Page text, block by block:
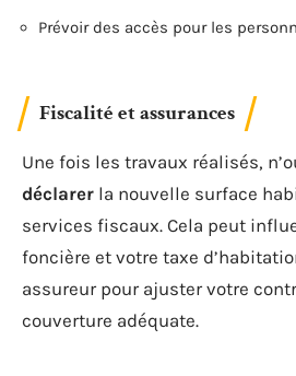
Prévoir des accès pour les
Fiscalité et assurances
Une fois les travaux réalisés,
déclarer la nouvelle surface
services fiscaux. Cela peut
foncière et votre taxe
assureur pour ajuster votre
couverture adéquate.